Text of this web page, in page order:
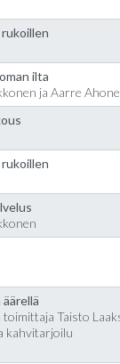
ilta
ja Aarre
toimittaja Taisto
kahvitarjoilu